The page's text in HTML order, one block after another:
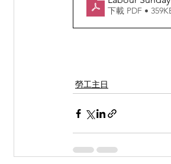
下載 PDF •
勞工主日